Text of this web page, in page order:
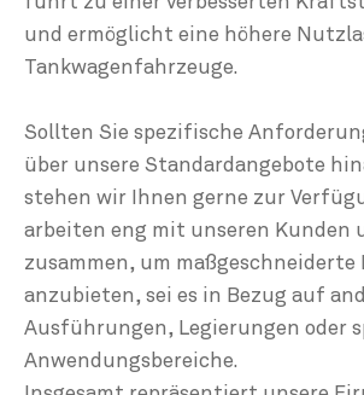
und ermöglicht eine höhere
Tankwagenfahrzeuge.
Sollten Sie spezifische
über unsere Standardangebote
stehen wir Ihnen gerne zur
arbeiten eng mit unseren Kunden
zusammen, um maßgeschneiderte
anzubieten, sei es in Bezug auf
Ausführungen, Legierungen oder
Anwendungsbereiche.